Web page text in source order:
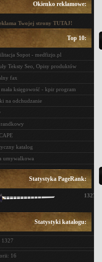
Okienko reklamowe:
Twojej strony TUTAJ!
Top 10:
Sopot - medfizjo.pl
Teksty Seo, Opisy produktów
fax
mała księgowość - kpir program
na odchudzanie
randkowy
katalog
umywalkowa
Statystyka PageRank:
1327
Statystyki katalogu:
1327
16